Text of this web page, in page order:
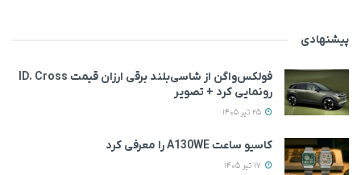
پیشنهادی
فولکس‌واگن از شاسی‌بلند برقی ارزان قیمت ID. Cross
رونمایی کرد + تصویر
کاسیو ساعت A130WE را معرفی کرد